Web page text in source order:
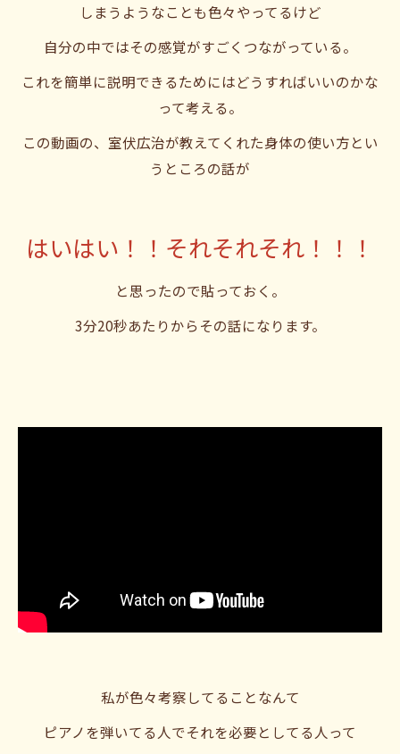
しまうようなことも色々やってるけど
自分の中ではその感覚がすごくつながっている。
これを簡単に説明できるためにはどうすればいいのかな
って考える。
この動画の、室伏広治が教えてくれた身体の使い方とい
うところの話が
はいはい！！それそれそれ！！！
と思ったので貼っておく。
3分20秒あたりからその話になります。
私が色々考察してることなんて
ピアノを弾いてる人でそれを必要としてる人って